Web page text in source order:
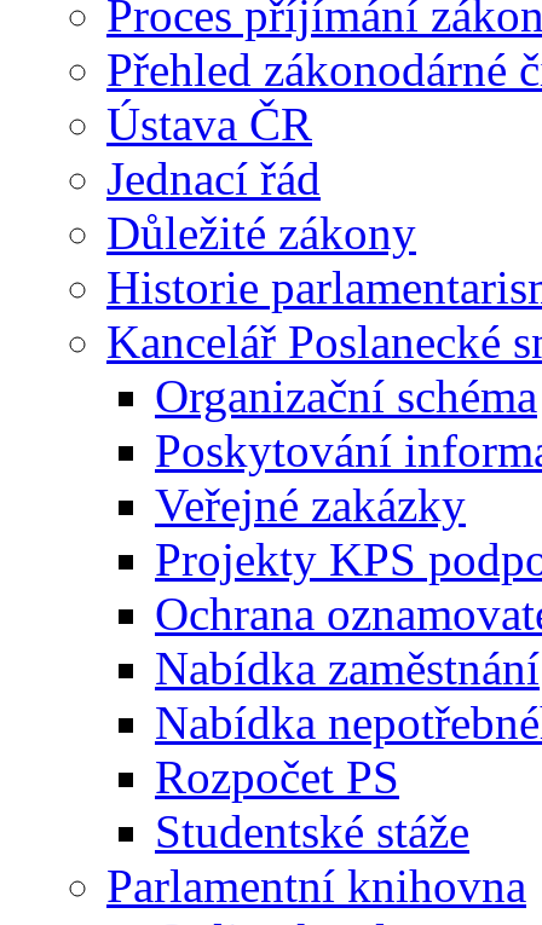
Proces příjímání
Přehled zákonodárné
Ústava ČR
Jednací řád
Důležité zákony
Historie
Kancelář Poslanecké
Organizační schéma
Poskytování
Veřejné zakázky
Projekty KPS
Ochrana
Nabídka zaměstnání
Nabídka
Rozpočet PS
Studentské stáže
Parlamentní knihovna